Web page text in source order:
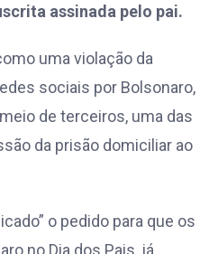
assinada pelo pai.
uma violação da
sociais por Bolsonaro,
de terceiros, uma das
da prisão domiciliar ao
o pedido para que os
no Dia dos Pais, já